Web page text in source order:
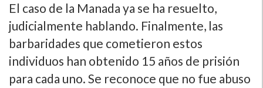
El caso de la Manada ya se ha resuelto,
judicialmente hablando. Finalmente, las
barbaridades que cometieron estos
individuos han obtenido 15 años de prisión
para cada uno. Se reconoce que no fue abuso